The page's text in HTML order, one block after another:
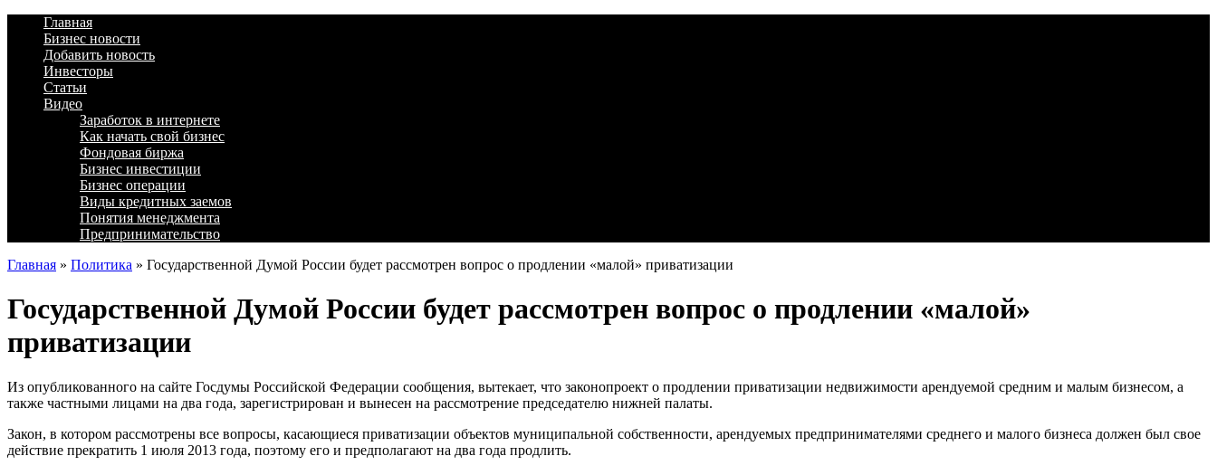
Главная
Бизнес новости
Добавить новость
Инвесторы
Статьи
Видео
Заработок в интернете
Как начать свой бизнес
Фондовая биржа
Бизнес инвестиции
Бизнес операции
Виды кредитных заемов
Понятия менеджмента
Предпринимательство
Главная » Политика » Государственной Думой России будет рассмотрен вопрос о продлении «малой» приватизации
Государственной Думой России будет рассмотрен вопрос о продлении «малой»
приватизации
Из опубликованного на сайте Госдумы Российской Федерации сообщения, вытекает, что законопроект о продлении приватизации недвижимости арендуемой средним и малым бизнесом, а
также частными лицами на два года, зарегистрирован и вынесен на рассмотрение председателю нижней палаты.
Закон, в котором рассмотрены все вопросы, касающиеся приватизации объектов муниципальной собственности, арендуемых предпринимателями среднего и малого бизнеса должен был свое
действие прекратить 1 июля 2013 года, поэтому его и предполагают на два года продлить.